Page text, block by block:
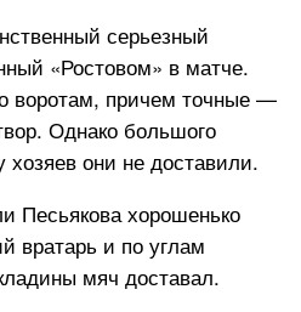
серьезный
«Ростовом» в матче.
воротам, причем точные —
Однако большого
хозяев они не доставили.
Песьякова хорошенько
вратарь и по углам
мяч доставал.